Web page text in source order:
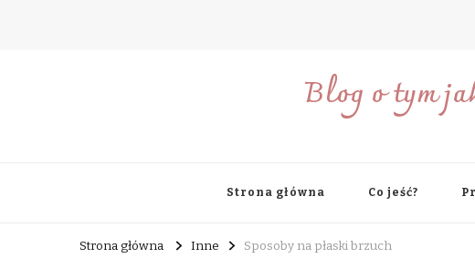
Blog o tym
Strona główna Co jeść?
Strona główna Inne Sposoby na płaski brzuch